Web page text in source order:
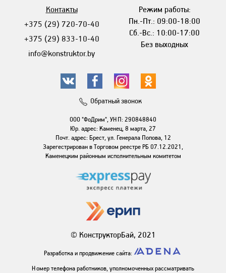
Контакты
+375 (29) 720-70-40
+375 (29) 833-10-40
info@konstruktor.by
Режим работы:
Пн.-Пт.: 09:00-18:00
Сб.-Вс.: 10:00-17:00
Без выходных
Обратный звонок
ООО "ФоДрим", УНП: 290848840
Юр. адрес: Каменец, 8 марта, 27
Почт. адрес: Брест, ул. Генерала Попова, 12
Зарегестрирован в Торговом реестре РБ 07.12.2021,
Каменецким районным исполнительным комитетом
© КонструкторБай, 2021
Разработка и продвижение сайта:
Номер телефона работников, уполномоченных рассматривать